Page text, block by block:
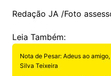
Redação JA /Foto
Leia Também:
Nota de Pesar: Adeus ao
Silva Teixeira